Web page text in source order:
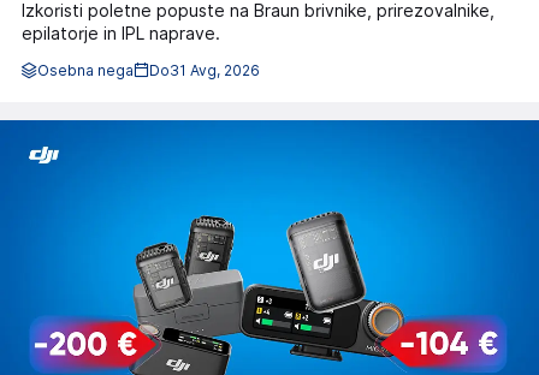
Izkoristi poletne popuste na Braun brivnike, prirezovalnike,
epilatorje in IPL naprave.
Osebna nega Do31 Avg, 2026